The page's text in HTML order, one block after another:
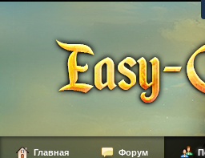
Главная Форум